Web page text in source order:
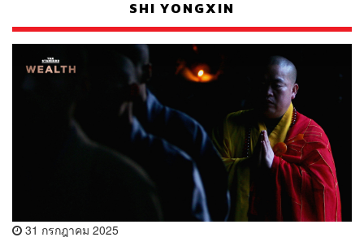
SHI YONGXIN
31 กรกฎาคม 2025